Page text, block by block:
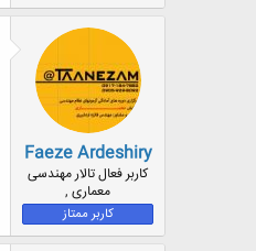
Faeze Ardeshiry
کاربر فعال تالار مهندسی
معماری ,
کاربر ممتاز